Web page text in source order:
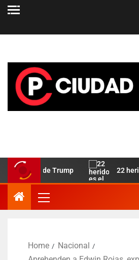
de Trump 22 heridos
Home
Nacional